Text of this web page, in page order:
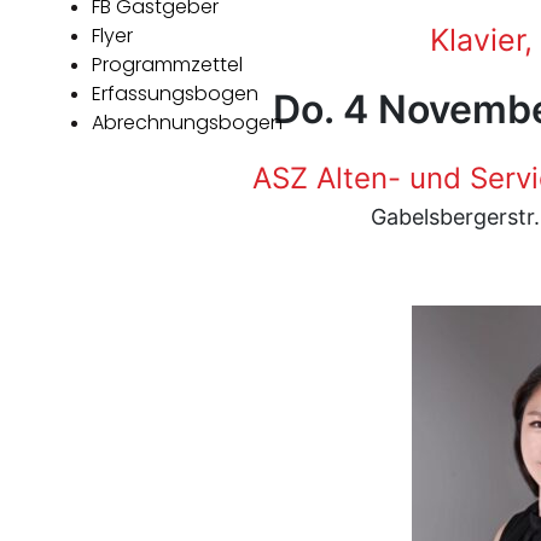
FB Gastgeber
Flyer
Programmzettel
Erfassungsbogen
AbrechnungsbogenDo. 4
ASZ Alten- und